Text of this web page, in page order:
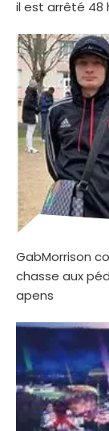
il est arrêté 48
GabMorrison
chasse aux
apens